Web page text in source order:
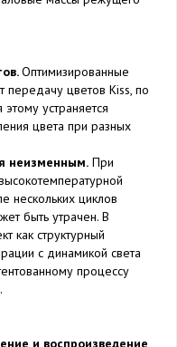
Оптимизированные
передачу цветов Kiss, по
устраняется
цвета при разных
неизменным. При
нескольких циклов
быть утрачен. В
как структурный
с динамикой света
процессу
и воспроизведение